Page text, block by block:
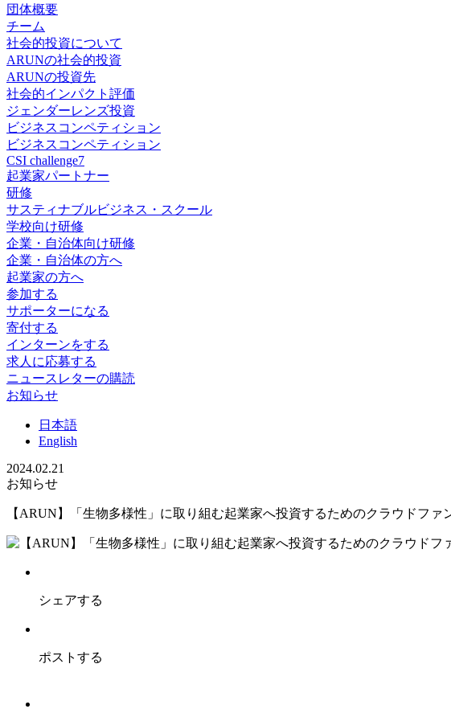
団体概要
チーム
社会的投資について
ARUNの社会的投資
ARUNの投資先
社会的インパクト評価
ジェンダーレンズ投資
ビジネスコンペティション
ビジネスコンペティション
CSI challenge7
起業家パートナー
研修
サスティナブルビジネス・スクール
学校向け研修
企業・自治体向け研修
企業・自治体の方へ
起業家の方へ
参加する
サポーターになる
寄付する
インターンをする
求人に応募する
ニュースレターの購読
お知らせ
日 本語
English
2024.02.21
お知らせ
【ARUN】「生物多様性」に取り組む起業家へ投資するためのクラウドファ
シェアする
ポストする